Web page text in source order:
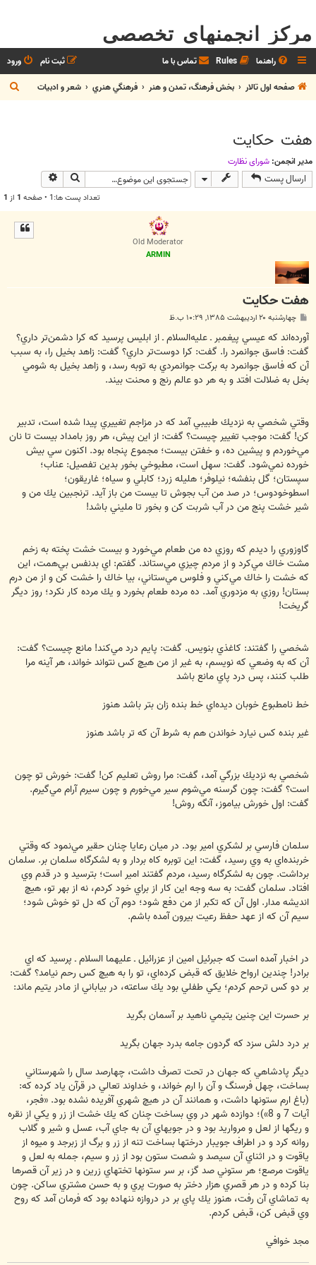
مرکز انجمنهای تخصصی
راهنما Rules تماس با ما ورود
ثبت نام
صفحه اول تالار
بخش فرهنگ، تمدن و هنر فرهنگي هنري شعر و ادبيات
س
هفت حكايت
مدیر انجمن: شوراي نظارت
ارسال پست جستجو
تعداد پست ها:1 • صفحه 1 از 1
Old Moderator
ARMIN
هفت حكايت
س
ت
چهارشنبه ۲۰ اردیبهشت ۱۳۸۵, ۱۰:۲۹ ب.ظ
آورده‌اند كه عيسي پيغمبر ـ عليه‌السلام ـ از ابليس پرسيد كه كرا دشمن‌تر داري؟
گفت: فاسق جوانمرد را. گفت: كرا دوست‌تر داري؟ گفت:‌ زاهد بخيل را، به سبب
آن كه فاسق جوانمرد به بركت جوانمردي به توبه رسد، و زاهد بخيل به شومي
بخل به ضلالت افتد و به هر دو عالم رنج و محنت بيند.
وقتي شخصي به نزديك طبيبي آمد كه در مزاجم تغييري پيدا شده است، تدبير
كن!‌ گفت: موجب تغيير چيست؟ گفت: از اين پيش، هر روز بامداد بيست تا نان
مي‌خوردم و پيشين ده، و خفتن بيست؛ مجموع پنجاه بود. اكنون سي بيش
خورده نمي‌شود. گفت: سهل است، مطبوخي بخور بدين تفصيل: عناب؛
سپستان؛ گل بنفشه؛ نيلوفر؛ هليله زرد؛ كابلي و سياه؛ غاريقون؛
اسطوخودوس؛ در صد من آب بجوش تا بيست من باز آيد. ترنجبين يك من و
شير خشت پنج من در آب شربت كن و بخور تا مليني باشد!
گاوزوري را ديدم كه روزي ده من طعام مي‌خورد و بيست خشت پخته به زخم
مشت خاك مي‌كرد و از مردم چيزي مي‌ستاند. گفتم: اي بدنفس بي‌همت، اين
كه خشت را خاك مي‌كني و فلوس مي‌ستاني، بيا خاك را خشت كن و از من درم
بستان! روزي به مزدوري آمد. ده مرده طعام بخورد و يك مرده كار نكرد؛ روز ديگر
گريخت!
شخصي را گفتند: كاغذي بنويس. گفت: پايم درد مي‌كند! مانع چيست؟ گفت:
آن كه به وضعي كه نويسم، به غير از من هيچ كس نتواند خواند، هر آينه مرا
طلب كنند، پس درد پاي مانع باشد
خط نامطبوع خوبان ديده‌اي خط بنده زان بتر باشد هنوز
غير بنده كس نيارد خواندن هم به شرط آن كه تر باشد هنوز
شخصي به نزديك بزرگي آمد، گفت: مرا روش تعليم كن! گفت: خورش تو چون
است؟ گفت: چون گرسنه مي‌شوم سير مي‌خورم و چون سيرم آرام مي‌گيرم.
گفت: اول خورش بياموز، آنگه روش!
سلمان فارسي بر لشكري امير بود. در ميان رعايا چنان حقير مي‌نمود كه وقتي
خربنده‌اي به وي رسيد، گفت: اين توبره كاه بردار و به لشكرگاه سلمان بر. سلمان
برداشت. چون به لشكرگاه رسيد، مردم گفتند امير است؛ بترسيد و در قدم وي
افتاد. سلمان گفت: به سه وجه اين كار از براي خود كردم، نه از بهر تو، هيچ
انديشه مدار. اول آن كه تكبر از من دفع شود؛ دوم آن كه دل تو خوش شود؛
سيم آن كه از عهد حفظ رعيت بيرون آمده باشم.
در اخبار آمده است كه جبرئيل امين از عزرائيل ـ عليهما السلام ـ پرسيد كه اي
برادر!‌ چندين ارواح خلايق كه قبض كرده‌اي، تو را به هيچ كس رحم نيامد؟ گفت:
بر دو كس ترحم كردم؛ يكي طفلي بود يك ساعته، در بياباني از مادر يتيم ماند:
بر حسرت اين چنين يتيمي ناهيد بر آسمان بگريد
بر درد دلش سزد كه گردون جامه بدرد جهان بگريد
ديگر پادشاهي كه جهان در تحت تصرف داشت، چهارصد سال را شهرستاني
بساخت، چهل فرسنگ و آن را ارم خواند، و خداوند تعالي در قرآن ياد كرده كه:
(باغ ارم ستونها داشت، و همانند آن در هيچ شهري آفريده نشده بود. «فجر،
آيات 7 و 8»)؛ دوازده شهر در وي بساخت چنان كه يك خشت از زر و يكي از نقره
و ريگها از لعل و مرواريد بود و در جويهاي آن به جاي آب، عسل و شير و گلاب
روانه كرد و در اطراف جويبار درختها بساخت تنه از زر و برگ از زبرجد و ميوه از
ياقوت و در اثناي آن سيصد و شصت ستون بود از زر و سيم، جمله به لعل و
ياقوت مرصع؛ هر ستوني صد گز، بر سر ستونها تختهاي زرين و در زير آن قصرها
بنا كرده و در هر قصري هزار دختر به صورت پري و به حسن مشتري ساكن. چون
به تماشاي آن رفت، هنوز يك پاي بر در دروازه ننهاده بود كه فرمان آمد كه روح
وي قبض كن، قبض كردم.
مجد خوافي